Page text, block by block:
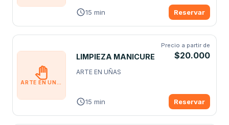
15 min Reservar
ARTE EN UÑAS
LIMPIEZA MANICURE
Precio a partir de
$20.000
ARTE EN UÑAS
15 min Reservar